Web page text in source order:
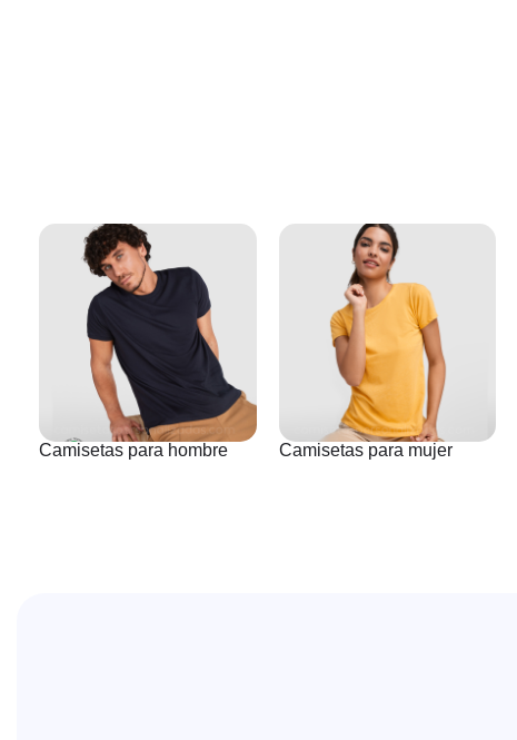
Camisetas para hombre Camisetas para mujer